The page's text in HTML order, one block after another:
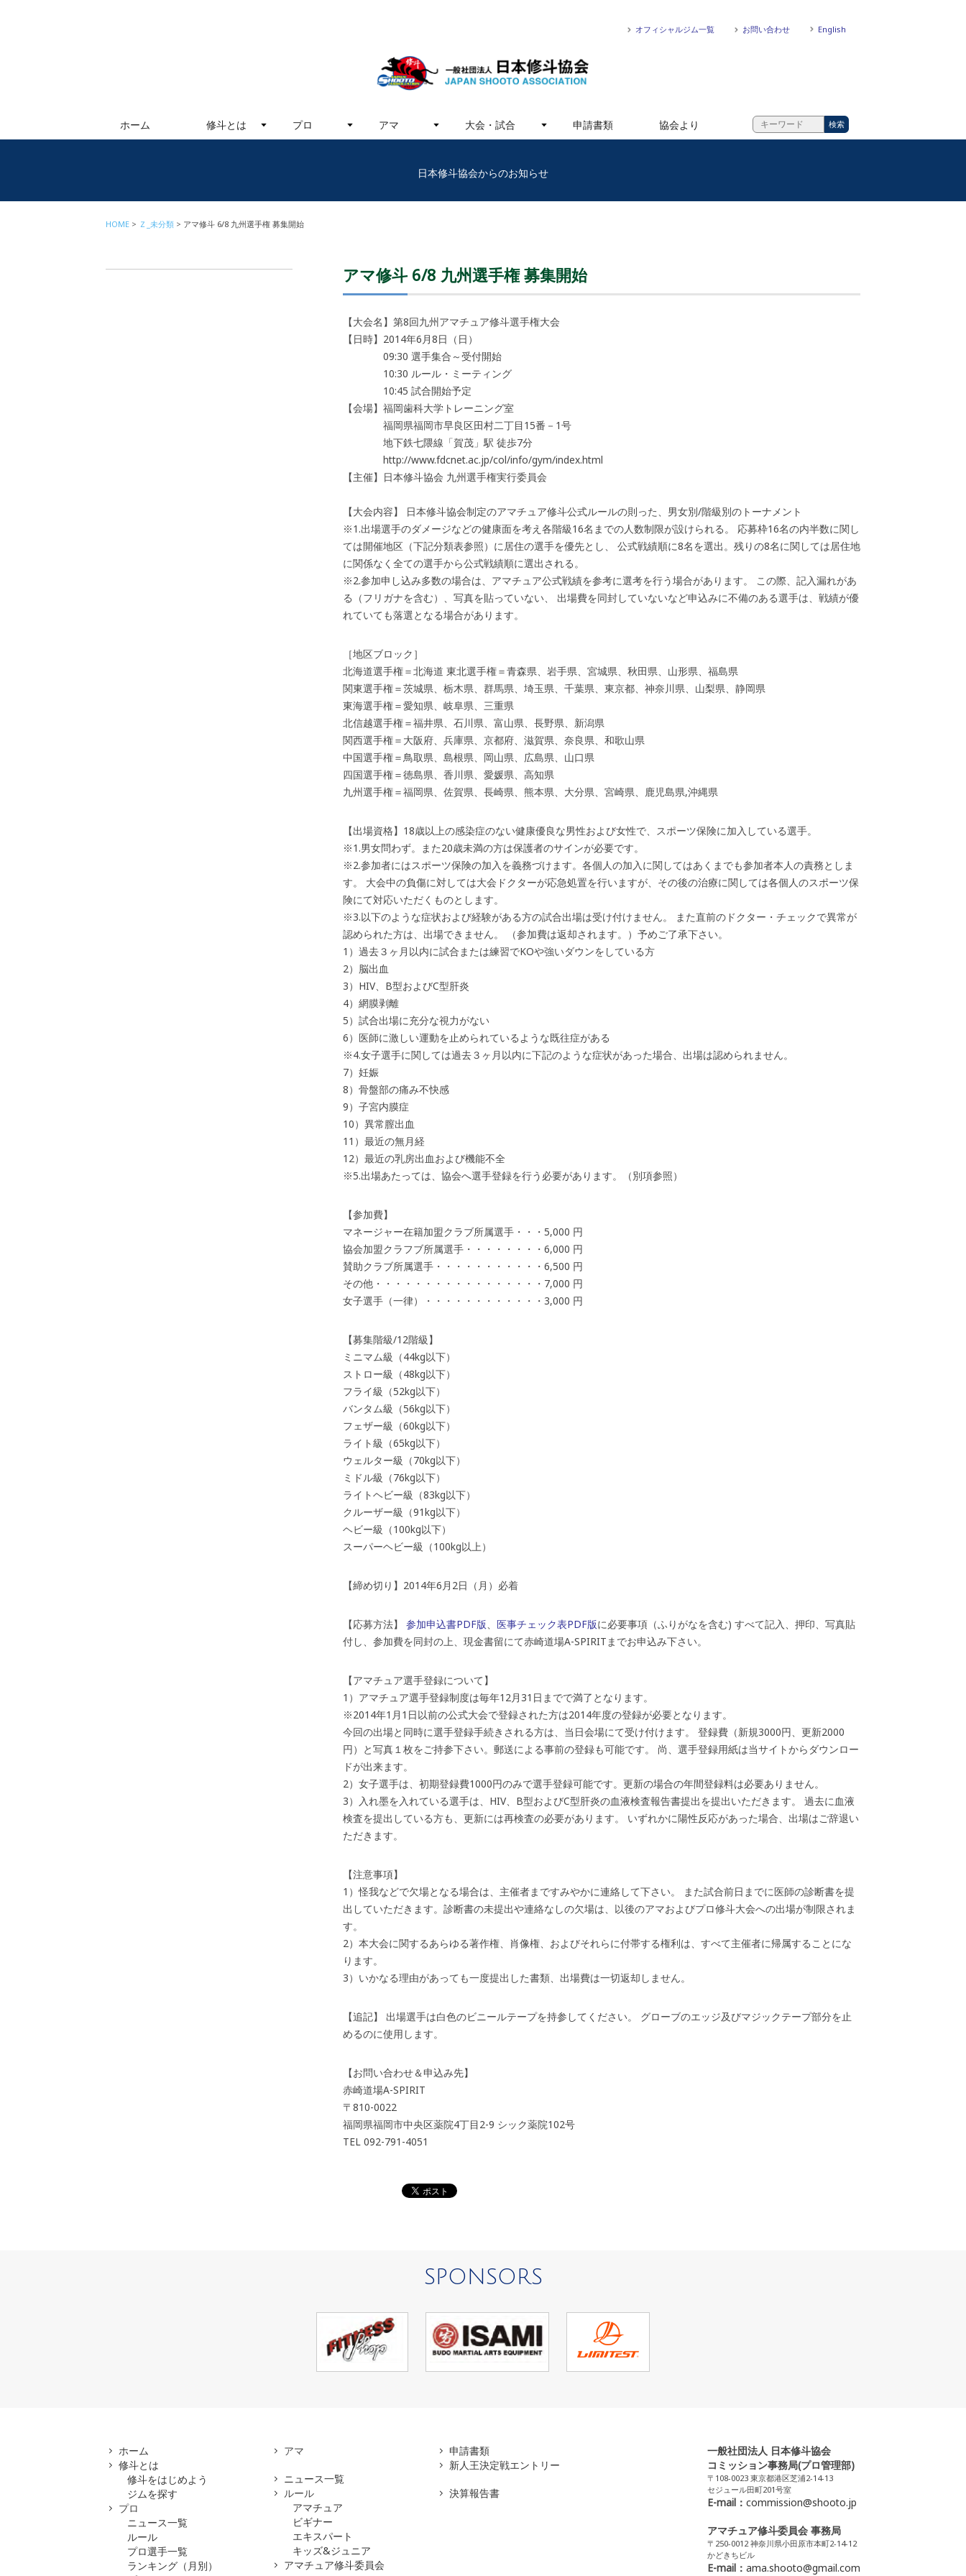
オフィシャルジム一覧 お問い合わせ English
ホーム 修斗とは プロ アマ 大会・試合 申請書類 協会より
日本修斗協会からのお知らせ
HOME Ｚ_未分類 アマ修斗 6/8 九州選手権 募集開始
アマ修斗 6/8 九州選手権 募集開始
【大会名】第8回九州アマチュア修斗選手権大会
【日時】2014年6月8日（日）
09:30 選手集合～受付開始
10:30 ルール・ミーティング
10:45 試合開始予定
【会場】福岡歯科大学トレーニング室
福岡県福岡市早良区田村二丁目15番－1号
地下鉄七隈線「賀茂」駅 徒歩7分
http://www.fdcnet.ac.jp/col/info/gym/index.html
【主催】日本修斗協会 九州選手権実行委員会
【大会内容】 日本修斗協会制定のアマチュア修斗公式ルールの則った、男女別/階級別のトーナメント
※1.出場選手のダメージなどの健康面を考え各階級16名までの人数制限が設けられる。 応募枠16名の内半数に関し
ては開催地区（下記分類表参照）に居住の選手を優先とし、 公式戦績順に8名を選出。残りの8名に関しては居住地
に関係なく全ての選手から公式戦績順に選出される。
※2.参加申し込み多数の場合は、アマチュア公式戦績を参考に選考を行う場合があります。 この際、記入漏れがあ
る（フリガナを含む）、写真を貼っていない、 出場費を同封していないなど申込みに不備のある選手は、戦績が優
れていても落選となる場合があります。
［地区ブロック］
北海道選手権＝北海道 東北選手権＝青森県、岩手県、宮城県、秋田県、山形県、福島県
関東選手権＝茨城県、栃木県、群馬県、埼玉県、千葉県、東京都、神奈川県、山梨県、静岡県
東海選手権＝愛知県、岐阜県、三重県
北信越選手権＝福井県、石川県、富山県、長野県、新潟県
関西選手権＝大阪府、兵庫県、京都府、滋賀県、奈良県、和歌山県
中国選手権＝鳥取県、島根県、岡山県、広島県、山口県
四国選手権＝徳島県、香川県、愛媛県、高知県
九州選手権＝福岡県、佐賀県、長崎県、熊本県、大分県、宮崎県、鹿児島県,沖縄県
【出場資格】18歳以上の感染症のない健康優良な男性および女性で、スポーツ保険に加入している選手。
※1.男女問わず。また20歳未満の方は保護者のサインが必要です。
※2.参加者にはスポーツ保険の加入を義務づけます。各個人の加入に関してはあくまでも参加者本人の責務としま
す。 大会中の負傷に対しては大会ドクターが応急処置を行いますが、その後の治療に関しては各個人のスポーツ保
険にて対応いただくものとします。
※3.以下のような症状および経験がある方の試合出場は受け付けません。 また直前のドクター・チェックで異常が
認められた方は、出場できません。 （参加費は返却されます。）予めご了承下さい。
1）過去３ヶ月以内に試合または練習でKOや強いダウンをしている方
2）脳出血
3）HIV、B型およびC型肝炎
4）網膜剥離
5）試合出場に充分な視力がない
6）医師に激しい運動を止められているような既往症がある
※4.女子選手に関しては過去３ヶ月以内に下記のような症状があった場合、出場は認められません。
7）妊娠
8）骨盤部の痛み不快感
9）子宮内膜症
10）異常膣出血
11）最近の無月経
12）最近の乳房出血および機能不全
※5.出場あたっては、協会へ選手登録を行う必要があります。（別項参照）
【参加費】
マネージャー在籍加盟クラブ所属選手・・・5,000 円
協会加盟クラフブ所属選手・・・・・・・・6,000 円
賛助クラブ所属選手・・・・・・・・・・・6,500 円
その他・・・・・・・・・・・・・・・・・7,000 円
女子選手（一律）・・・・・・・・・・・・3,000 円
【募集階級/12階級】
ミニマム級（44kg以下）
ストロー級（48kg以下）
フライ級（52kg以下）
バンタム級（56kg以下）
フェザー級（60kg以下）
ライト級（65kg以下）
ウェルター級（70kg以下）
ミドル級（76kg以下）
ライトヘビー級（83kg以下）
クルーザー級（91kg以下）
ヘビー級（100kg以下）
スーパーヘビー級（100kg以上）
【締め切り】2014年6月2日（月）必着
【応募方法】 参加申込書PDF版、 医事チェック表PDF版に必要事項（ふりがなを含む) すべて記入、押印、写真貼
付し、参加費を同封の上、現金書留にて赤崎道場A-SPIRITまでお申込み下さい。
【アマチュア選手登録について】
1）アマチュア選手登録制度は毎年12月31日までで満了となります。
※2014年1月1日以前の公式大会で登録された方は2014年度の登録が必要となります。
今回の出場と同時に選手登録手続きされる方は、当日会場にて受け付けます。 登録費（新規3000円、更新2000
円）と写真１枚をご持参下さい。郵送による事前の登録も可能です。 尚、選手登録用紙は当サイトからダウンロー
ドが出来ます。
2）女子選手は、初期登録費1000円のみで選手登録可能です。更新の場合の年間登録料は必要ありません。
3）入れ墨を入れている選手は、HIV、B型およびC型肝炎の血液検査報告書提出を提出いただきます。 過去に血液
検査を提出している方も、更新には再検査の必要があります。 いずれかに陽性反応があった場合、出場はご辞退い
ただきます。
【注意事項】
1）怪我などで欠場となる場合は、主催者まですみやかに連絡して下さい。 また試合前日までに医師の診断書を提
出していただきます。診断書の未提出や連絡なしの欠場は、以後のアマおよびプロ修斗大会への出場が制限されま
す。
2）本大会に関するあらゆる著作権、肖像権、およびそれらに付帯する権利は、すべて主催者に帰属することにな
ります。
3）いかなる理由があっても一度提出した書類、出場費は一切返却しません。
【追記】 出場選手は白色のビニールテープを持参してください。 グローブのエッジ及びマジックテープ部分を止
めるのに使用します。
【お問い合わせ＆申込み先】
赤崎道場A-SPIRIT
〒810-0022
福岡県福岡市中央区薬院4丁目2-9 シック薬院102号
TEL 092-791-4051
SPONSORS
ホーム
修斗とは
修斗をはじめよう
ジムを探す
プロ
ニュース一覧
ルール
プロ選手一覧
ランキング（月別）
アマ
ニュース一覧
ルール
アマチュア
ビギナー
エキスパート
キッズ&ジュニア
アマチュア修斗委員会
申請書類
新人王決定戦エントリー
決算報告書
一般社団法人 日本修斗協会
コミッション事務局(プロ管理部)
〒108-0023 東京都港区芝浦2-14-13
セジュール田町201号室
E-mail： commission@shooto.jp
アマチュア修斗委員会 事務局
〒250-0012 神奈川県小田原市本町2-14-12
かどきちビル
E-mail： ama.shooto@gmail.com